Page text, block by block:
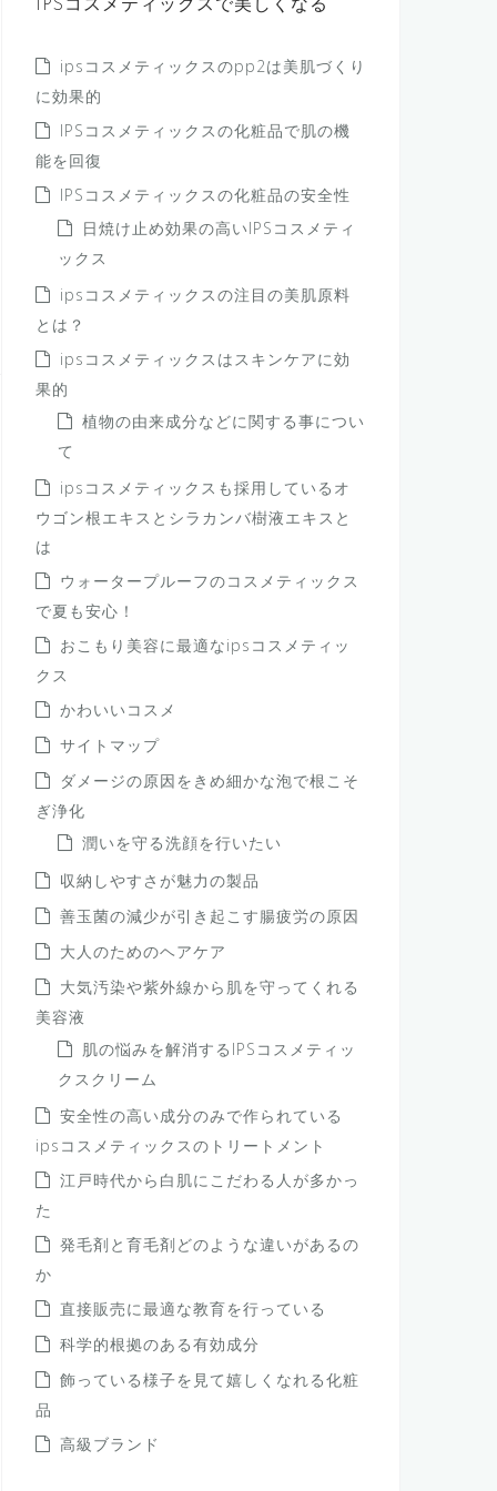
IPSコスメティックスで美しくなる
ipsコスメティックスのpp2は美肌づくり
に効果的
IPSコスメティックスの化粧品で肌の機
能を回復
IPSコスメティックスの化粧品の安全性
日焼け止め効果の高いIPSコスメティ
ックス
ipsコスメティックスの注目の美肌原料
とは？
ipsコスメティックスはスキンケアに効
果的
植物の由来成分などに関する事につい
て
ipsコスメティックスも採用しているオ
ウゴン根エキスとシラカンバ樹液エキスと
は
ウォータープルーフのコスメティックス
で夏も安心！
おこもり美容に最適なipsコスメティッ
クス
かわいいコスメ
サイトマップ
ダメージの原因をきめ細かな泡で根こそ
ぎ浄化
潤いを守る洗顔を行いたい
収納しやすさが魅力の製品
善玉菌の減少が引き起こす腸疲労の原因
大人のためのヘアケア
大気汚染や紫外線から肌を守ってくれる
美容液
肌の悩みを解消するIPSコスメティッ
クスクリーム
安全性の高い成分のみで作られている
ipsコスメティックスのトリートメント
江戸時代から白肌にこだわる人が多かっ
た
発毛剤と育毛剤どのような違いがあるの
か
直接販売に最適な教育を行っている
科学的根拠のある有効成分
飾っている様子を見て嬉しくなれる化粧
品
高級ブランド